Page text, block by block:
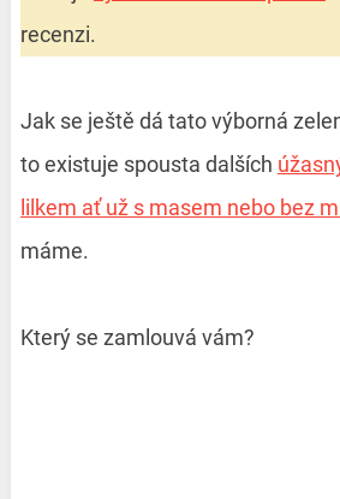
recenzi.
Jak se ještě dá tato výborná
to existuje spousta dalších
lilkem ať už s masem nebo bez
máme.
Který se zamlouvá vám?